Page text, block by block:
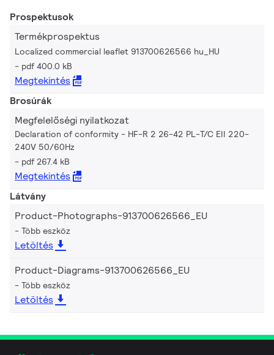
Prospektusok
Termékprospektus
Localized commercial leaflet 913700626566 hu_HU
pdf 400.0 kB
Megtekintés
Brosúrák
Megfelelőségi nyilatkozat
Declaration of conformity - HF-R 2 26-42 PL-T/C EII 220-
240V 50/60Hz
pdf 267.4 kB
Megtekintés
Látvány
Product-Photographs-913700626566_EU
Több eszköz
Letöltés
Product-Diagrams-913700626566_EU
Több eszköz
Letöltés